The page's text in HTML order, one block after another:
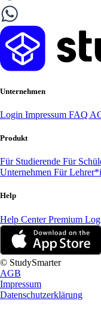
Unternehmen
Login Impressum FAQ
Produkt
Für Studierende Für
Unternehmen Für
Help
Help CenterPremium
© StudySmarter
AGB
Impressum
Datenschutzerklärung